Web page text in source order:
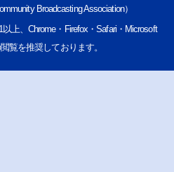
Broadcasting Association）
上、Chrome・Firefox・Safari・Microsoft
覧を推奨しております。